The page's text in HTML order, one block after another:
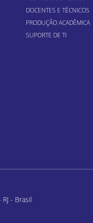
DOCENTES E TÉCNICOS
PRODUÇÃO ACADÊMICA
SUPORTE DE TI
- Brasil